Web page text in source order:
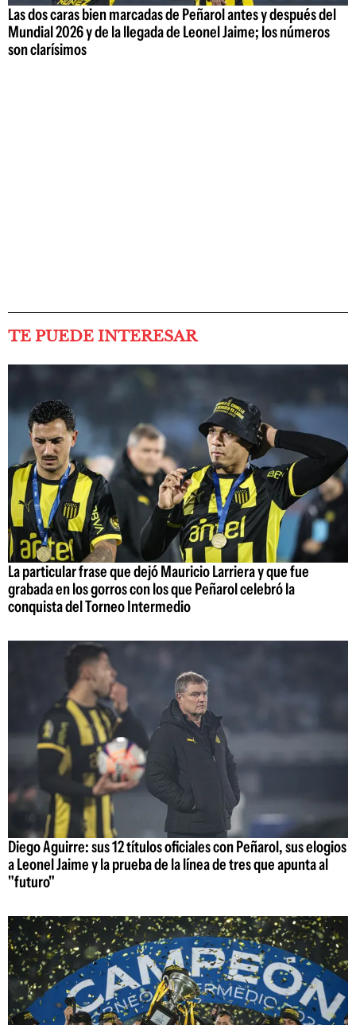
Las dos caras bien marcadas de Peñarol antes y después del
Mundial 2026 y de la llegada de Leonel Jaime; los números
son clarísimos
TE PUEDE INTERESAR
La particular frase que dejó Mauricio Larriera y que fue
grabada en los gorros con los que Peñarol celebró la
conquista del Torneo Intermedio
Diego Aguirre: sus 12 títulos oficiales con Peñarol, sus elogios
a Leonel Jaime y la prueba de la línea de tres que apunta al
"futuro"